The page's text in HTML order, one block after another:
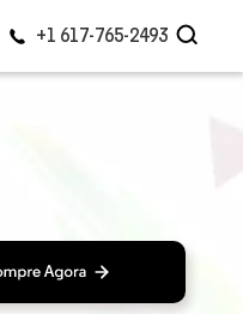
+1 617-765-2493